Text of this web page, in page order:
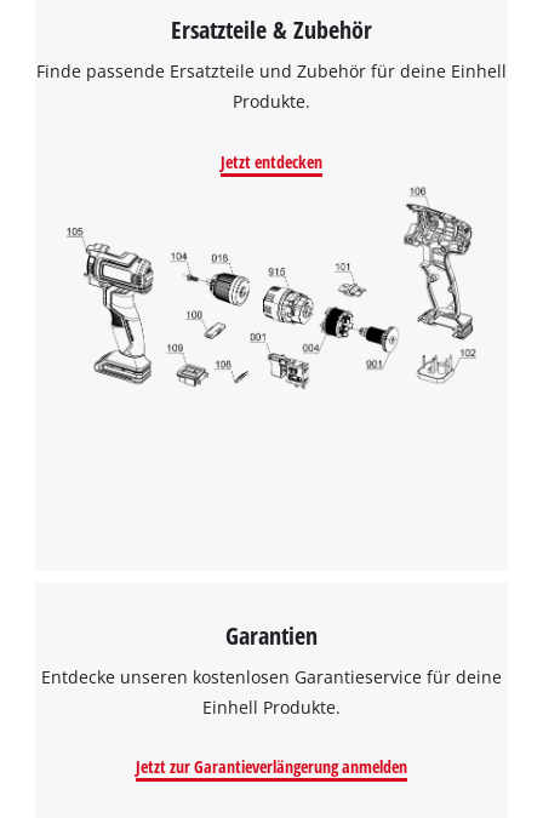
Ersatzteile & Zubehör
Finde passende Ersatzteile und Zubehör für deine Einhell
Produkte.
Jetzt entdecken
Garantien
Entdecke unseren kostenlosen Garantieservice für deine
Einhell Produkte.
Jetzt zur Garantieverlängerung anmelden